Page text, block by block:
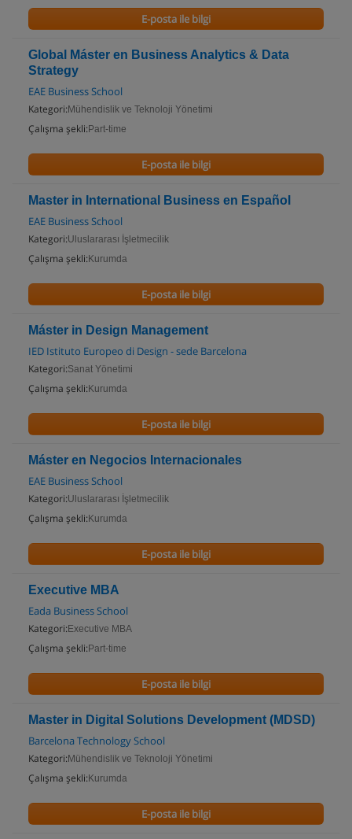
E-posta ile bilgi
Global Máster en Business Analytics & Data
Strategy
EAE Business School
Kategori: Mühendislik ve Teknoloji Yönetimi
Çalışma şekli: Part-time
E-posta ile bilgi
Master in International Business en Español
EAE Business School
Kategori:Uluslararası İşletmecilik
Çalışma şekli: Kurumda
E-posta ile bilgi
Máster in Design Management
IED Istituto Europeo di Design - sede Barcelona
Kategori:Sanat Yönetimi
Çalışma şekli: Kurumda
E-posta ile bilgi
Máster en Negocios Internacionales
EAE Business School
Kategori:Uluslararası İşletmecilik
Çalışma şekli: Kurumda
E-posta ile bilgi
Executive MBA
Eada Business School
Kategori: Executive MBA
Çalışma şekli: Part-time
E-posta ile bilgi
Master in Digital Solutions Development (MDSD)
Barcelona Technology School
Kategori: Mühendislik ve Teknoloji Yönetimi
Çalışma şekli: Kurumda
E-posta ile bilgi